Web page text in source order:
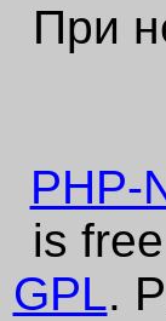
При
PHP-
is
GPL.